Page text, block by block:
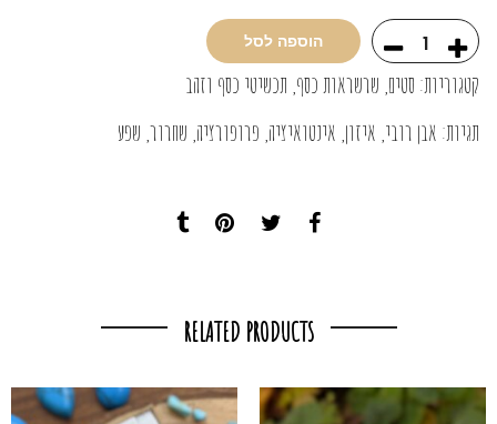
הוספה לסל
קטגוריות: סטים שרשראות כסף תכשיטי כסף וזהב
תגיות: אבן רובי איזון אינטואיציה פרופורציה שחרור שפע
RELATED PRODUCTS